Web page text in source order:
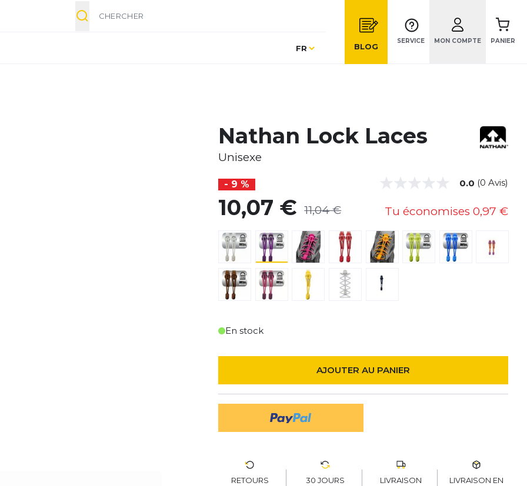
Langue
FR BLOG
SERVICE MON COMPTE PANIER
Nathan Lock Laces
Unisexe
- 9 % 0.0 (0 Avis)
10,07 € 11,04 € Tu économises 0,97 €
En stock
AJOUTER AU PANIER
RETOURS
30 JOURS
LIVRAISON
LIVRAISON EN